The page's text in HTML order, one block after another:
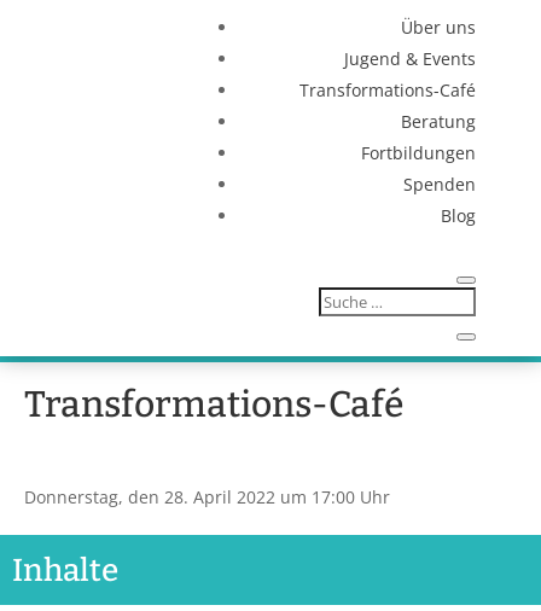
Über uns
Jugend & Events
Transformations-Café
Beratung
Fortbildungen
Spenden
Blog
Transformations-Café
Donnerstag, den 28. April 2022 um 17:00 Uhr
Inhalte